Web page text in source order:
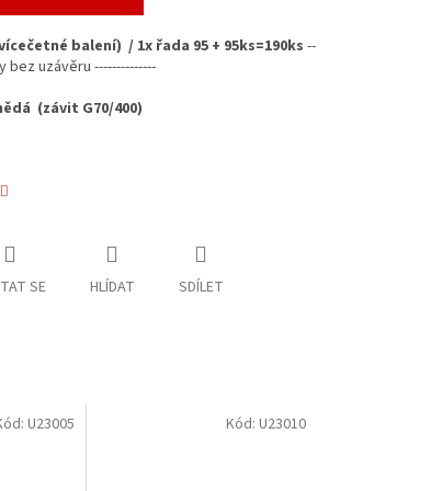
balení) / 1x řada 95 + 95ks=190ks --
bez uzávěru --------------
(závit G70/400)
SE HLÍDAT SDÍLET
U23005 Kód: U23010